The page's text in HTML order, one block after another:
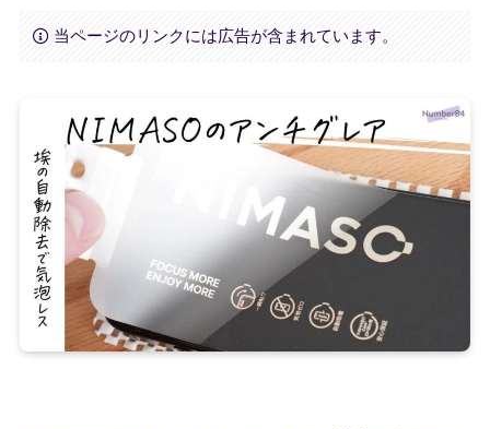
当ページのリンクには広告が含まれています。